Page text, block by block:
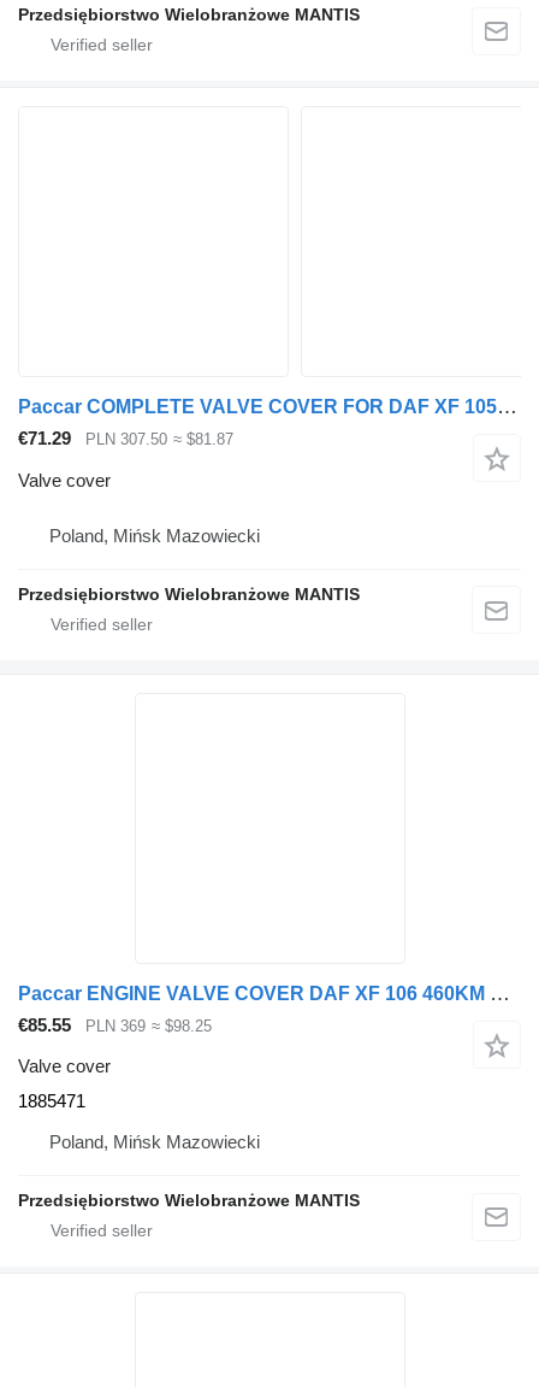
Przedsiębiorstwo Wielobranżowe MANTIS
Paccar COMPLETE VALVE COVER FOR DAF XF 105 EURO 5 ENGINE for truck tractor
€71.29 PLN 307.50 ≈ $81.87
Valve cover
Poland, Mińsk Mazowiecki
Przedsiębiorstwo Wielobranżowe MANTIS
Paccar ENGINE VALVE COVER DAF XF 106 460KM EURO 6 1885471 for truck tractor
€85.55 PLN 369 ≈ $98.25
Valve cover
1885471
Poland, Mińsk Mazowiecki
Przedsiębiorstwo Wielobranżowe MANTIS